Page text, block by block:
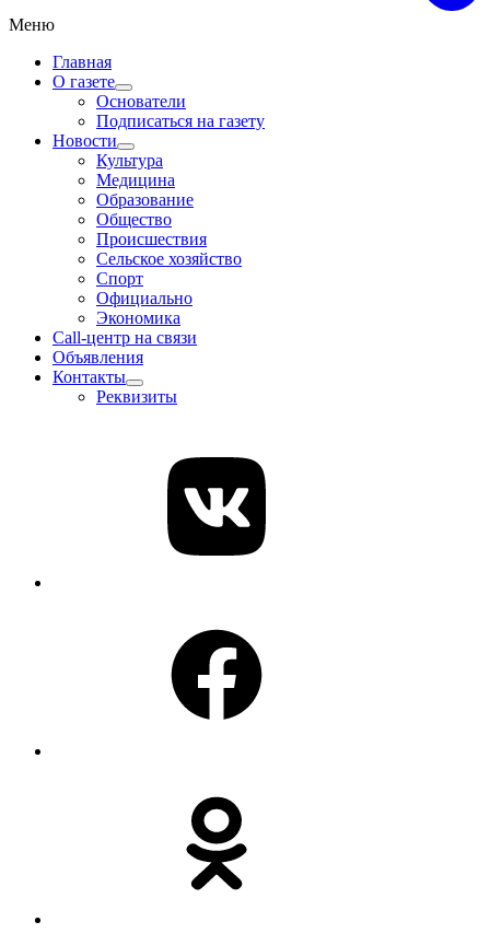
Меню
Главная
О газете
Основатели
Подписаться на газету
Новости
Культура
Медицина
Образование
Общество
Происшествия
Сельское хозяйство
Спорт
Официально
Экономика
Call-центр на связи
Объявления
Контакты
Реквизиты